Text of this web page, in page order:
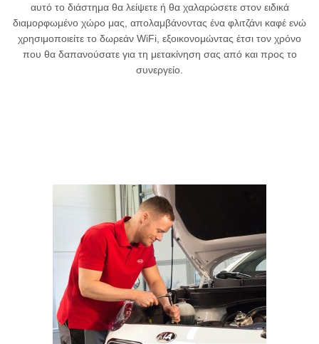
αυτό το διάστημα θα λείψετε ή θα χαλαρώσετε στον ειδικά
διαμορφωμένο χώρο μας, απολαμβάνοντας ένα φλιτζάνι καφέ ενώ
χρησιμοποιείτε το δωρεάν WiFi, εξοικονομώντας έτσι τον χρόνο
που θα δαπανούσατε για τη μετακίνηση σας από και προς το
συνεργείο.